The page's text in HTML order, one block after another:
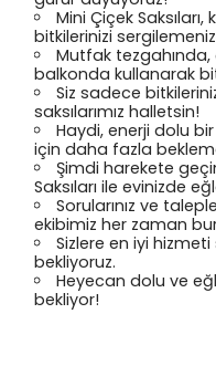
Mini Çiçek Saksıları,
bitkilerinizi
Mutfak
balkonda kullanarak
Siz sadece
saksılarımız halletsin!
Haydi, enerji dolu
için daha fazla
Şimdi harekete
Saksıları ile evinizde
Sorularınız ve
ekibimiz her zaman
Sizlere en iyi hizmeti
bekliyoruz.
Heyecan dolu ve
bekliyor!